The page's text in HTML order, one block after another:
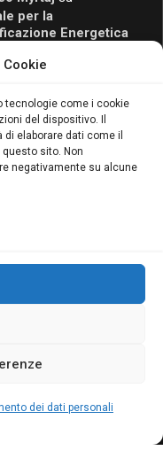
tecnologie come i cookie
del dispositivo. Il
elaborare dati come il
sito. Non
negativamente su alcune
dei dati personali
per la
Energetica
il Corso Blumatica
MENU